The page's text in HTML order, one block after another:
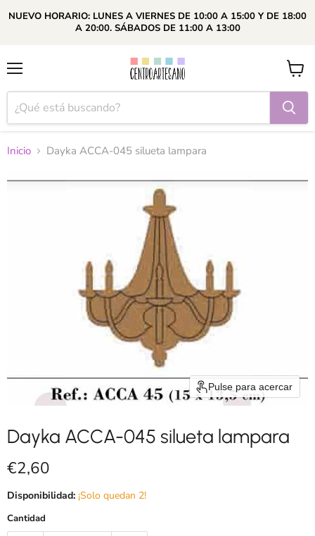
NUEVO HORARIO: LUNES A VIERNES DE 10:00 A 15:00 Y DE 18:00
A 20:00. SÁBADOS DE 11:00 A 13:00
Ver
carrito
Inicio Dayka ACCA-045 silueta lampara
Pulse para acercar
Dayka ACCA-045 silueta lampara
Precio actual
€2,60
Disponibilidad: ¡Solo quedan 2!
Cantidad